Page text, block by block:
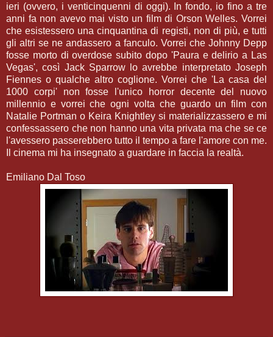
ieri (ovvero, i venticinquenni di oggi). In fondo, io fino a tre
anni fa non avevo mai visto un film di Orson Welles. Vorrei
che esistessero una cinquantina di registi, non di più, e tutti
gli altri se ne andassero a fanculo. Vorrei che Johnny Depp
fosse morto di overdose subito dopo 'Paura e delirio a Las
Vegas', così Jack Sparrow lo avrebbe interpretato Joseph
Fiennes o qualche altro coglione. Vorrei che 'La casa del
1000 corpi' non fosse l'unico horror decente del nuovo
millennio e vorrei che ogni volta che guardo un film con
Natalie Portman o Keira Knightley si materializzassero e mi
confessassero che non hanno una vita privata ma che se ce
l'avessero passerebbero tutto il tempo a fare l'amore con me.
Il cinema mi ha insegnato a guardare in faccia la realtà.
Emiliano Dal Toso